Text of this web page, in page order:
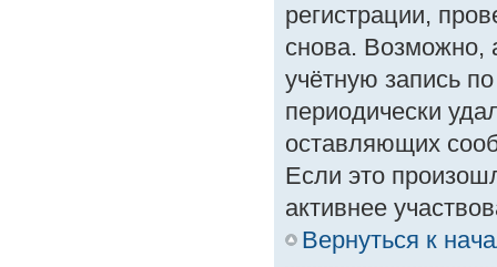
регистрации,
снова. Возможно,
учётную запись
периодически
оставляющих
Если это
активнее
Вернуться к